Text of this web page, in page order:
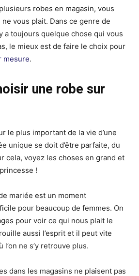
robes en magasin, vous
vous plait. Dans ce genre de
a toujours quelque chose qui vous
le mieux est de faire le choix pour
mesure.
une robe sur
le plus important de la vie d’une
unique se doit d’être parfaite, du
cela, voyez les choses en grand et
!
mariée est un moment
pour beaucoup de femmes. On
pour voir ce qui nous plait le
aussi l’esprit et il peut vite
ne s’y retrouve plus.
dans les magasins ne plaisent pas